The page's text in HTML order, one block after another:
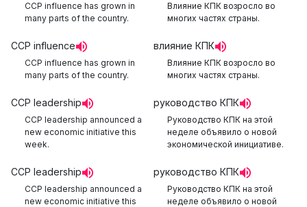
CCP influence has grown in
many parts of the country.
Влияние КПК возросло во
многих частях страны.
CCP influence
CCP influence has grown in
many parts of the country.
влияние КПК
Влияние КПК возросло во
многих частях страны.
CCP leadership
CCP leadership announced a
new economic initiative this
week.
руководство КПК
Руководство КПК на этой
неделе объявило о новой
экономической инициативе.
CCP leadership
CCP leadership announced a
new economic initiative this
руководство КПК
Руководство КПК на этой
неделе объявило о новой